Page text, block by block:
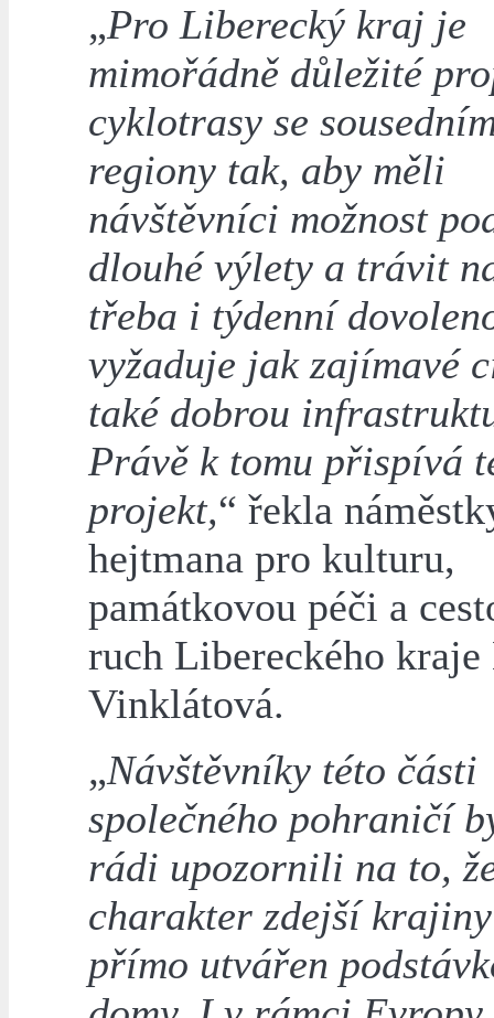
„Pro Liberecký kraj je
mimořádně důležité
cyklotrasy se
regiony tak, aby měli
návštěvníci možnost
dlouhé výlety a trávit
třeba i týdenní
vyžaduje jak zajímavé
také dobrou
Právě k tomu přispívá
projekt,“ řekla
hejtmana pro kulturu,
památkovou péči a
ruch Libereckého kraje
Vinklátová.
„Návštěvníky této části
společného pohraničí
rádi upozornili na to,
charakter zdejší
přímo utvářen